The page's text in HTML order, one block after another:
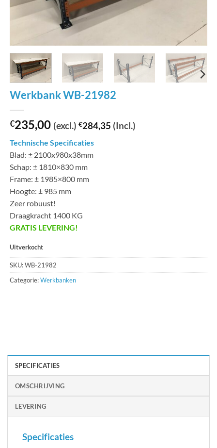
Werkbank WB-21982
€235,00 (excl.) €284,35 (Incl.)
Technische Specificaties
Blad: ± 2100x980x38mm
Schap: ± 1810×830 mm
Frame: ± 1985×800 mm
Hoogte: ± 985 mm
Zeer robuust!
Draagkracht 1400 KG
GRATIS LEVERING!
Uitverkocht
SKU:WB-21982
Categorie:Werkbanken
SPECIFICATIES
OMSCHRIJVING
LEVERING
Specificaties